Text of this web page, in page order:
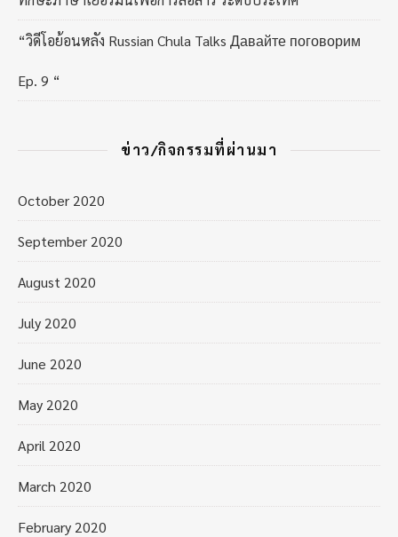
“วิดีโอย้อนหลัง Russian Chula Talks Давайте поговорим
Ep. 9 “
ข่าว/กิจกรรมที่ผ่านมา
October 2020
September 2020
August 2020
July 2020
June 2020
May 2020
April 2020
March 2020
February 2020